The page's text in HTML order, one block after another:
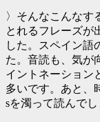
〉そんなこんなす
とれるフレーズが
した。スペイン語
た。音読も、気が
イントネーション
多いです。あと、
sを濁って読んでし